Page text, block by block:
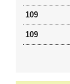
109
109